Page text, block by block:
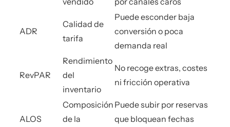
ADR
Calidad de
tarifa
Puede esconder baja
conversión o poca
demanda real
RevPAR
Rendimiento
del
inventario
No recoge extras, costes
ni fricción operativa
ALOS
Composición
de la
Puede subir por reservas
que bloquean fechas